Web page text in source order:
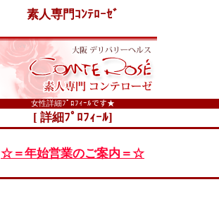
素人専門ｺﾝﾃﾛｰｾﾞ
女性詳細ﾌﾟﾛﾌｨｰﾙです★
[ 詳細ﾌﾟﾛﾌｨｰﾙ]
☆＝年始営業のご案内＝☆